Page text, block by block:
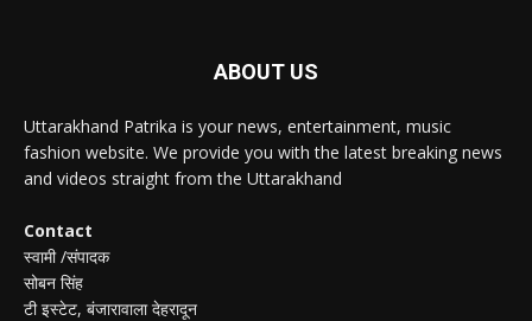
ABOUT US
Uttarakhand Patrika is your news, entertainment, music
fashion website. We provide you with the latest breaking news
and videos straight from the Uttarakhand
Contact
स्वामी /संपादक
सोबन सिंह
टी इस्टेट, बंजारावाला देहरादून